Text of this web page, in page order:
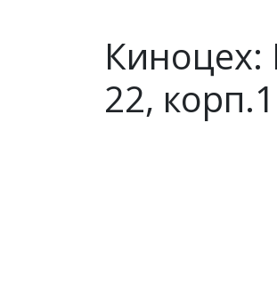
Киноцех:
22, корп.1